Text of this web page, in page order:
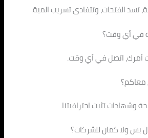
تسد الفتحات، وتتفادى تسريب المية.
في أي وقت؟
أمرك، اتصل في أي وقت.
معاكم؟
وشهادات تثبت احترافيتنا.
بس ولا كمان للشركات؟